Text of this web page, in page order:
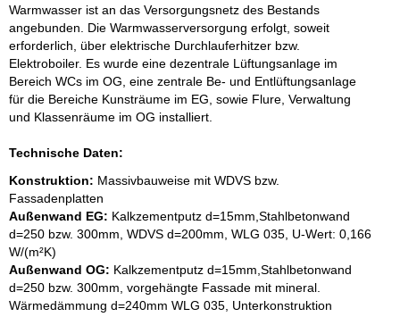
Warmwasser ist an das Versorgungsnetz des Bestands
angebunden. Die Warmwasserversorgung erfolgt, soweit
erforderlich, über elektrische Durchlauferhitzer bzw.
Elektroboiler. Es wurde eine dezentrale Lüftungsanlage im
Bereich WCs im OG, eine zentrale Be- und Entlüftungsanlage
für die Bereiche Kunsträume im EG, sowie Flure, Verwaltung
und Klassenräume im OG installiert.
Technische Daten:
Konstruktion: Massivbauweise mit WDVS bzw.
Fassadenplatten
Außenwand EG: Kalkzementputz d=15mm,Stahlbetonwand
d=250 bzw. 300mm, WDVS d=200mm, WLG 035, U-Wert: 0,166
W/(m²K)
Außenwand OG: Kalkzementputz d=15mm,Stahlbetonwand
d=250 bzw. 300mm, vorgehängte Fassade mit mineral.
Wärmedämmung d=240mm WLG 035, Unterkonstruktion